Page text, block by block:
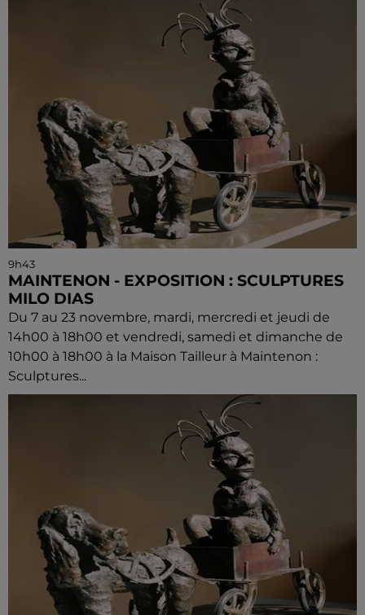
9h43
MAINTENON - EXPOSITION : SCULPTURES
MILO DIAS
Du 7 au 23 novembre, mardi, mercredi et jeudi de
14h00 à 18h00 et vendredi, samedi et dimanche de
10h00 à 18h00 à la Maison Tailleur à Maintenon :
Sculptures...